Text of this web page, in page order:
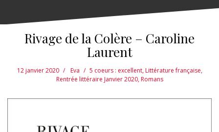
Rivage de la Colère – Caroline
Laurent
12 janvier 2020 Eva 5 coeurs : excellent,Littérature française,
Rentrée littéraire Janvier 2020,Romans